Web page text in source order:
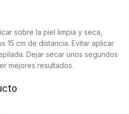
sobre la piel limpia y seca,
15 cm de distancia. Evitar aplicar
Dejar secar unos segundos
mejores resultados.